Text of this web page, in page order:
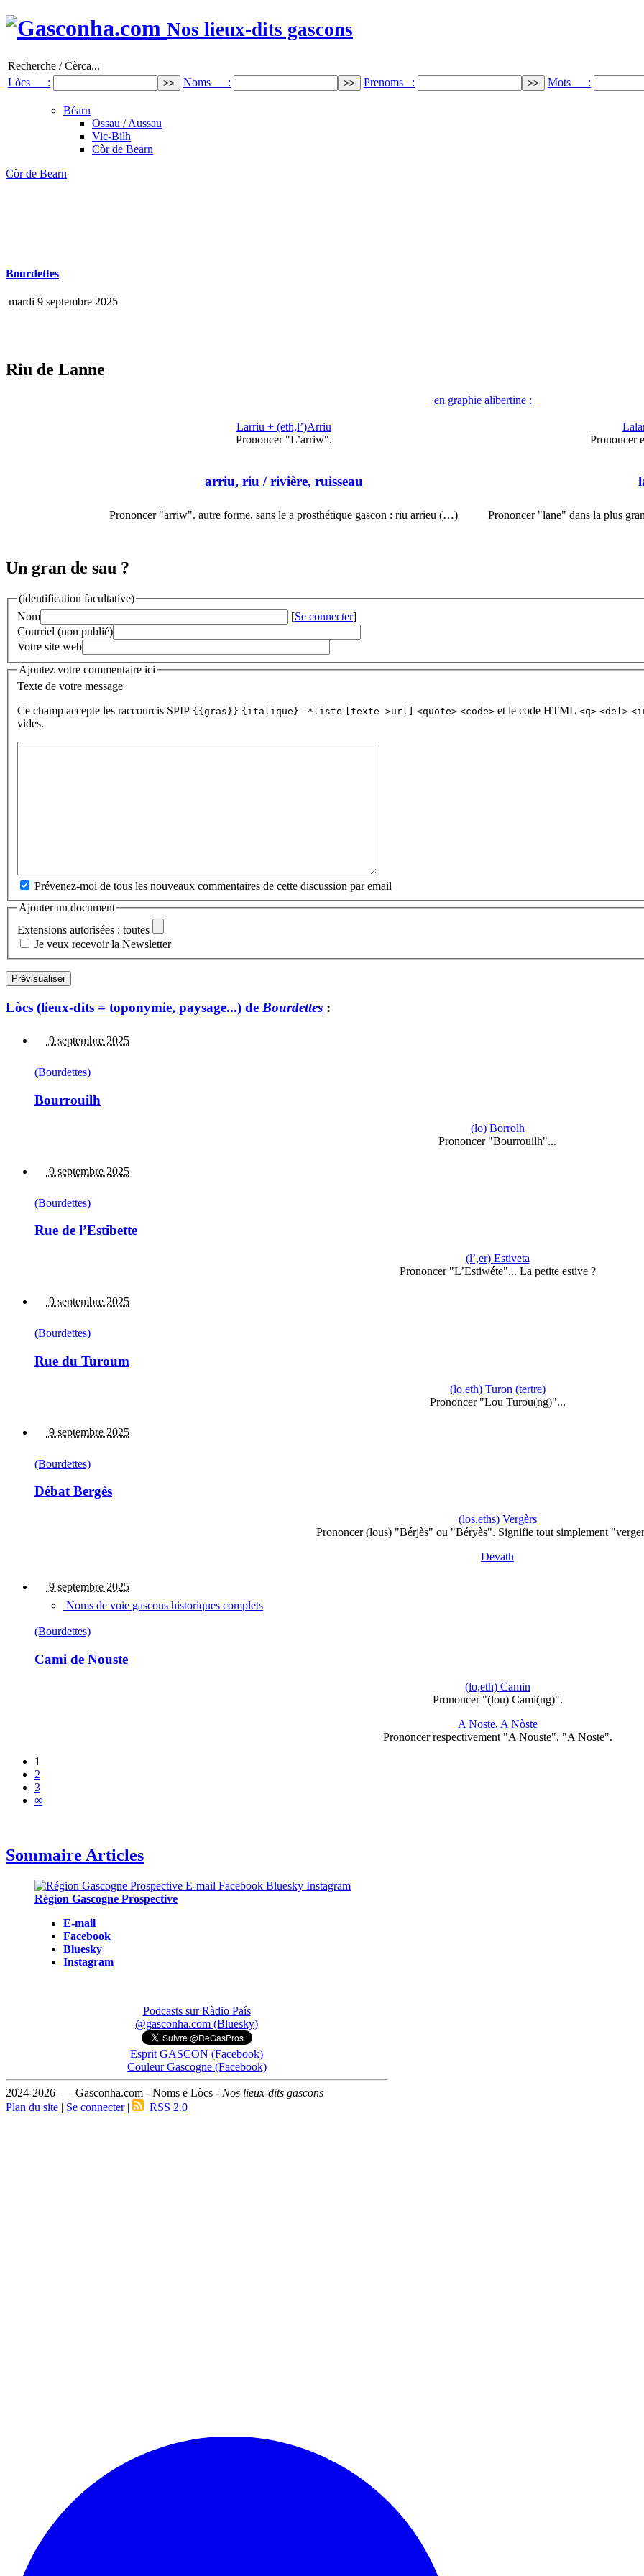
Nos lieux-dits gascons
Recherche / Cèrca...
Lòcs :
Noms : Prenoms : Mots :
Béarn
Ossau / Aussau
Vic-Bilh
Còr de Bearn
Còr de Bearn
Bourdettes
mardi 9 septembre 2025
Riu de Lanne
en graphie alibertine :
Larriu + (eth,l’)Arriu
Prononcer "L’arriw".
arriu, riu / rivière, ruisseau
Prononcer "arriw". autre forme, sans le a prosthétique gascon : riu arrieu (…)
Prononcer
Prononcer "lane" dans la plus
Un gran de sau ?
(identification facultative)
Nom
[Se connecter]
Courriel (non publié)
Votre site web
Ajoutez votre commentaire ici
Texte de votre message
Ce champ accepte les raccourcis SPIP {{gras}} {italique} -*liste [texte->url] <quote> <code> et le code HTML <q> <del>
vides.
Prévenez-moi de tous les nouveaux commentaires de cette discussion par email
Ajouter un document
Extensions autorisées : toutes
Je veux recevoir la Newsletter
Lòcs (lieux-dits = toponymie, paysage...) de Bourdettes :
9 septembre 2025
(Bourdettes)
Bourrouilh
(lo) Borrolh
Prononcer "Bourrouilh"...
9 septembre 2025
(Bourdettes)
Rue de l’Estibette
(l’,er) Estiveta
Prononcer "L’Estiwéte"... La petite estive ?
9 septembre 2025
(Bourdettes)
Rue du Turoum
(lo,eth) Turon (tertre)
Prononcer "Lou Turou(ng)"...
9 septembre 2025
(Bourdettes)
Débat Bergès
(los,eths) Vergèrs
Prononcer (lous) "Bérjès" ou "Béryès". Signifie tout simplement
Devath
9 septembre 2025
Noms de voie gascons historiques complets
(Bourdettes)
Cami de Nouste
(lo,eth) Camin
Prononcer "(lou) Cami(ng)".
A Noste, A Nòste
Prononcer respectivement "A Nouste", "A Noste".
1
2
3
∞
Sommaire Articles
Région Gascogne Prospective
E-mail
Facebook
Bluesky
Instagram
Podcasts sur Ràdio País
@gasconha.com (Bluesky)
Esprit GASCON (Facebook)
Couleur Gascogne (Facebook)
2024-2026 — Gasconha.com - Noms e Lòcs - Nos lieux-dits gascons
Plan du site | Se connecter| RSS 2.0